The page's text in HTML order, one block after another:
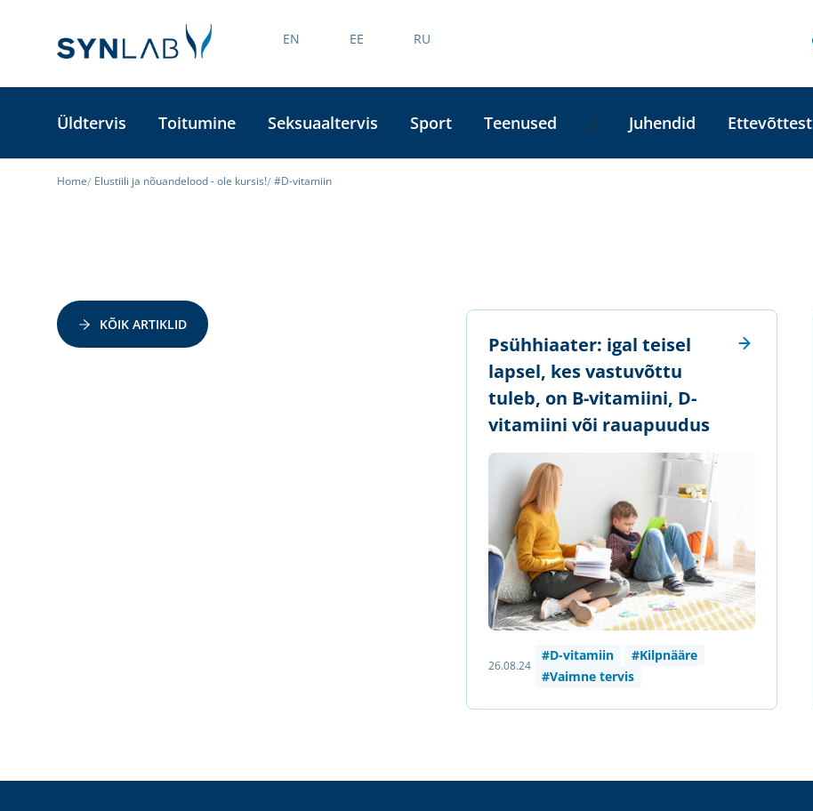
EN EE RU
Üldtervis Toitumine Seksuaaltervis Sport Teenused | Juhendid Ettevõttest
Home Elustiili ja nõuandelood - ole kursis! #D-vitamiin
KÕIK ARTIKLID
​Psühhiaater: igal teisel
lapsel, kes vastuvõttu
tuleb, on B-vitamiini, D-
vitamiini või rauapuudus
26.08.24
#D-vitamiin
#Kilpnääre
#Vaimne tervis